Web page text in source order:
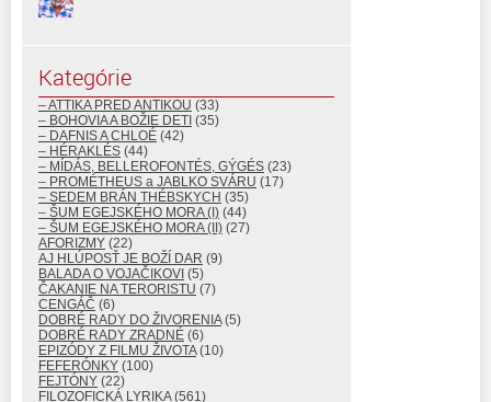
Kategórie
– ATTIKA PRED ANTIKOU (33)
– BOHOVIA A BOŽIE DETI (35)
– DAFNIS A CHLOÉ (42)
– HÉRAKLÉS (44)
– MÍDÁS, BELLEROFONTÉS, GÝGÉS (23)
– PROMÉTHEUS a JABLKO SVÁRU (17)
– SEDEM BRÁN THÉBSKYCH (35)
– ŠUM EGEJSKÉHO MORA (I) (44)
– ŠUM EGEJSKÉHO MORA (II) (27)
AFORIZMY (22)
AJ HLÚPOSŤ JE BOŽÍ DAR (9)
BALADA O VOJAČIKOVI (5)
ČAKANIE NA TERORISTU (7)
CENGÁČ (6)
DOBRÉ RADY DO ŽIVORENIA(5)
DOBRÉ RADY ZRADNÉ (6)
EPIZÓDY Z FILMU ŽIVOTA(10)
FEFERÓNKY (100)
FEJTÓNY (22)
FILOZOFICKÁ LYRIKA(561)